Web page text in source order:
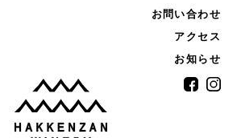
お問い合わせ
アクセス
お知らせ